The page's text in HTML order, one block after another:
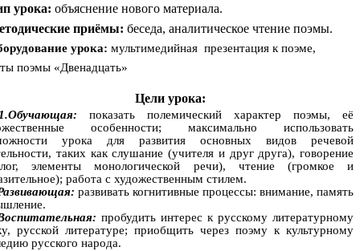
урока: объяснение нового материала.
приёмы: беседа, аналитическое чтение поэмы.
урока: мультимедийная презентация к поэме,
поэмы «Двенадцать»
Цели урока:
показать полемический характер поэмы, её
особенности; максимально использовать
урока для развития основных видов речевой
таких как слушание (учителя и друг друга), говорение
элементы монологической речи), чтение (громкое и
работа с художественным стилем.
развивать когнитивные процессы: внимание, память
пробудить интерес к русскому литературному
русской литературе; приобщить через поэму к культурному
русского народа.